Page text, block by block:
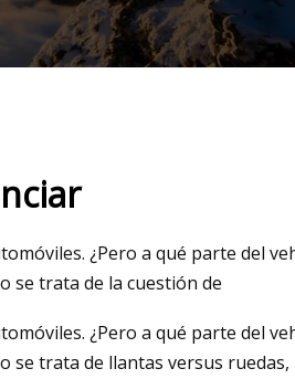
¿Pero a qué parte del
se trata de la cuestión de
¿Pero a qué parte del
se trata de llantas versus